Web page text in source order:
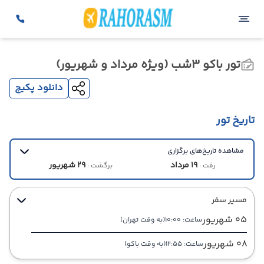
تور باکو 3شب (ویژه مرداد و شهریور)
دانلود پکیج
تاریخ تور
مشاهده تاریخ‌های برگزاری
رفت : 19 مرداد برگشت : 29 شهریور
مسیر سفر
05 شهریور ساعت: 10:00 (به وقت تهران)
08 شهریور ساعت: 12:55 (به وقت باکو)